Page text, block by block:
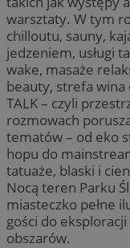
warsztaty. W tym
chilloutu, sauny,
jedzeniem, usługi
wake, masaże
beauty, strefa wina
TALK – czyli
rozmowach
tematów – od eko
hopu do
tatuaże, blaski i
Nocą teren Parku
miasteczko pełne
gości do
obszarów.